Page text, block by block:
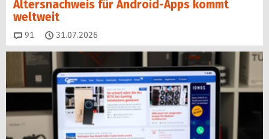
Altersnachweis für Android-Apps kommt
weltweit
91 Kommentare
31.07.2026